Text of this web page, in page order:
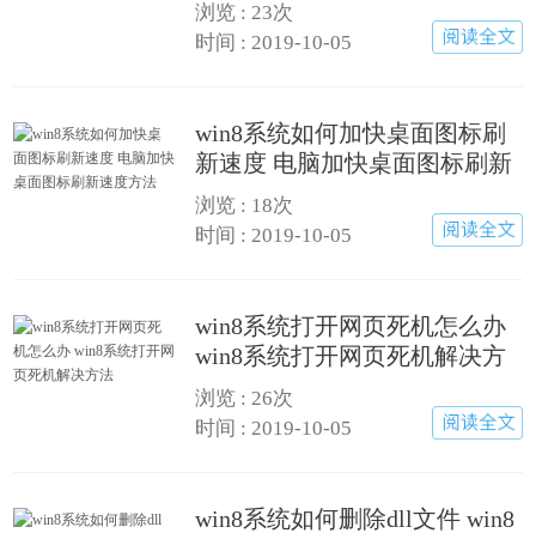
浏览 : 23次
时间 : 2019-10-05
win8系统如何加快桌面图标刷
新速度 电脑加快桌面图标刷新
速度方法
浏览 : 18次
时间 : 2019-10-05
win8系统打开网页死机怎么办
win8系统打开网页死机解决方
法
浏览 : 26次
时间 : 2019-10-05
win8系统如何删除dll文件 win8